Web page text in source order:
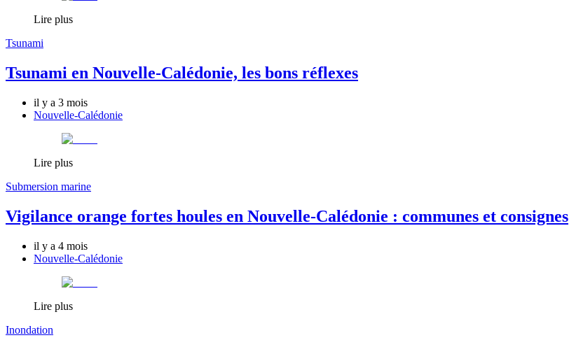
Lire plus
Tsunami
Tsunami en Nouvelle-Calédonie, les bons réflexes
il y a 3 mois
Nouvelle-Calédonie
Lire plus
Submersion marine
Vigilance orange fortes houles en Nouvelle-Calédonie : communes et consignes
il y a 4 mois
Nouvelle-Calédonie
Lire plus
Inondation